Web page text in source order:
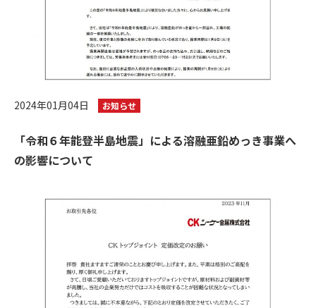
2024年01月04日 お知らせ
「令和６年能登半島地震」による溶融亜鉛めっき事業へ
の影響について